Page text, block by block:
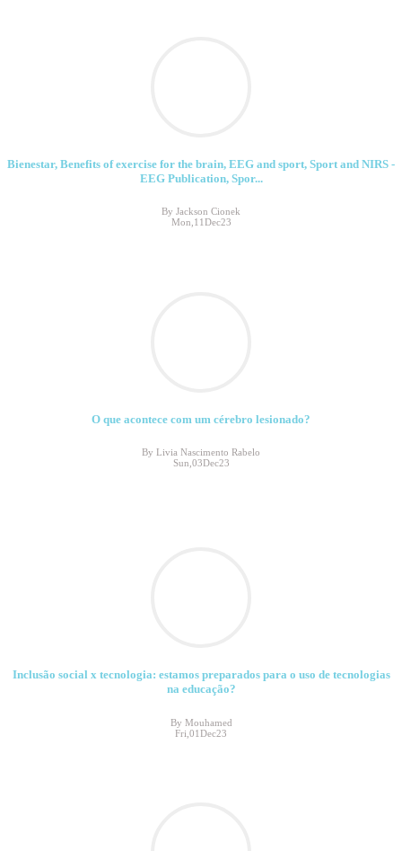
Bienestar, Benefits of exercise for the brain, EEG and sport, Sport and NIRS -
EEG Publication, Spor...
By Jackson Cionek
Mon,11Dec23
O que acontece com um cérebro lesionado?
By Livia Nascimento Rabelo
Sun,03Dec23
Inclusão social x tecnologia: estamos preparados para o uso de tecnologias
na educação?
By Mouhamed
Fri,01Dec23